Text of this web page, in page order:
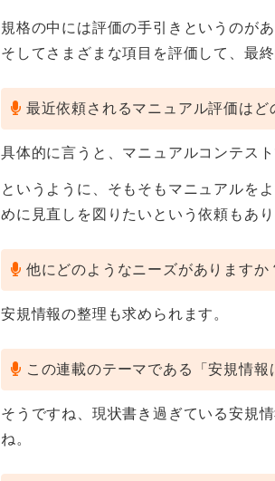
規格の中には評価の手引きというのが
そしてさまざまな項目を評価して、最
最近依頼されるマニュアル評価はど
具体的に言うと、マニュアルコンテス
というように、そもそもマニュアルを
めに見直しを図りたいという依頼もあり
他にどのようなニーズがありますか
安規情報の整理も求められます。
この連載のテーマである「安規情
そうですね、現状書き過ぎている安規
ね。